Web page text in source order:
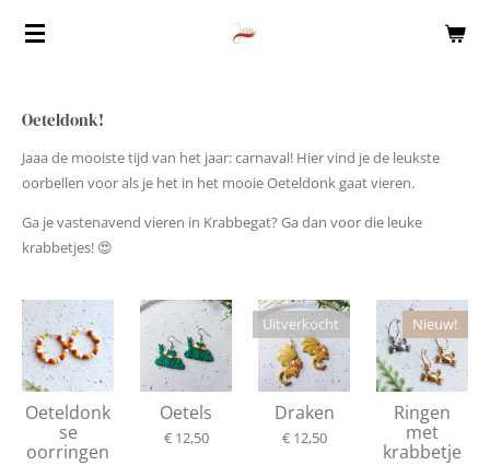
Ga
direct
hoofdinhoud
Oeteldonk!
Jaaa de mooiste tijd van het jaar: carnaval! Hier vind je de leukste
oorbellen voor als je het in het mooie Oeteldonk gaat vieren.
Ga je vastenavend vieren in Krabbegat? Ga dan voor die leuke
krabbetjes! 😍
Oeteldonk
se
oorringen
Oetels
€ 12,50
Uitverkocht
Draken
€ 12,50
Nieuw!
Ringen
met
krabbetje